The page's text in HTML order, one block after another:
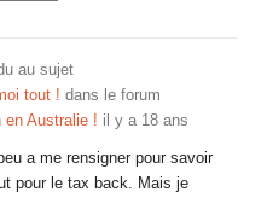
au sujet
tout ! dans le forum
en Australie ! il y a 18 ans
a me rensigner pour savoir
pour le tax back. Mais je